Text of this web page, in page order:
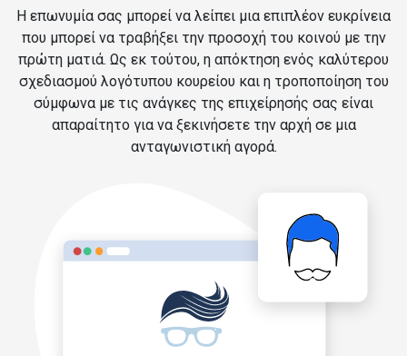
Η επωνυμία σας μπορεί να λείπει μια επιπλέον ευκρίνεια
που μπορεί να τραβήξει την προσοχή του κοινού με την
πρώτη ματιά. Ως εκ τούτου, η απόκτηση ενός καλύτερου
σχεδιασμού λογότυπου κουρείου και η τροποποίηση του
σύμφωνα με τις ανάγκες της επιχείρησής σας είναι
απαραίτητο για να ξεκινήσετε την αρχή σε μια
ανταγωνιστική αγορά.